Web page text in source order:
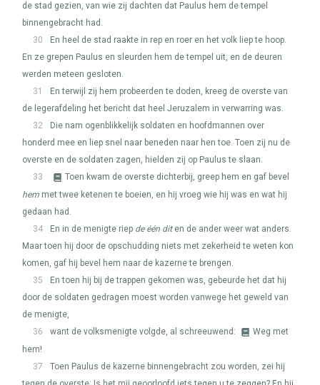
de stad gezien, van wie zij dachten dat Paulus hem de tempel
binnengebracht had.
30
En heel de stad raakte in rep en roer en het volk liep te hoop.
En ze grepen Paulus en sleurden hem de tempel uit, en de deuren
werden meteen gesloten.
31
En terwijl zij hem probeerden te doden, kreeg de overste van
de legerafdeling het bericht dat heel Jeruzalem in verwarring was.
32
Die nam ogenblikkelijk soldaten en hoofdmannen over
honderd mee en liep snel naar beneden naar hen toe. Toen zij nu de
overste en de soldaten zagen, hielden zij op Paulus te slaan.
33
Toen kwam de overste dichterbij, greep hem en gaf bevel
hem met twee ketenen te boeien, en hij vroeg wie hij was en wat hij
gedaan had.
34
En in de menigte riep de één diten de ander weer wat anders.
Maar toen hij door de opschudding niets met zekerheid te weten kon
komen, gaf hij bevel hem naar de kazerne te brengen.
35
En toen hij bij de trappen gekomen was, gebeurde het dat hij
door de soldaten gedragen moest worden vanwege het geweld van
de menigte,
36
want de volksmenigte volgde, al schreeuwend:
Weg met
hem!
37
Toen Paulus de kazerne binnengebracht zou worden, zei hij